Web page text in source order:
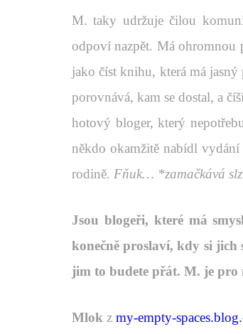
M. taky udržuje čilou
odpoví nazpět. Má ohromnou
jako číst knihu, která má
porovnává, kam se dostal, a
hotový bloger, který
někdo okamžitě nabídl
rodině. Fňuk… *zamačkává
Jsou blogeři, které má
konečně proslaví, kdy si jich
jim to budete přát. M. je pro
Mlok z my-empty-